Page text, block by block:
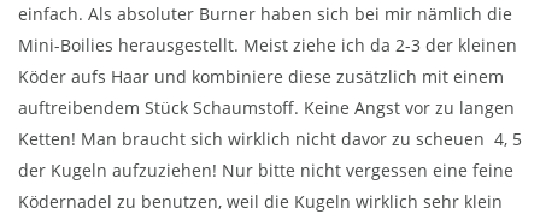
einfach. Als absoluter Burner haben sich bei mir nämlich die
Mini-Boilies herausgestellt. Meist ziehe ich da 2-3 der kleinen
Köder aufs Haar und kombiniere diese zusätzlich mit einem
auftreibendem Stück Schaumstoff. Keine Angst vor zu langen
Ketten! Man braucht sich wirklich nicht davor zu scheuen 4, 5
der Kugeln aufzuziehen! Nur bitte nicht vergessen eine feine
Ködernadel zu benutzen, weil die Kugeln wirklich sehr klein